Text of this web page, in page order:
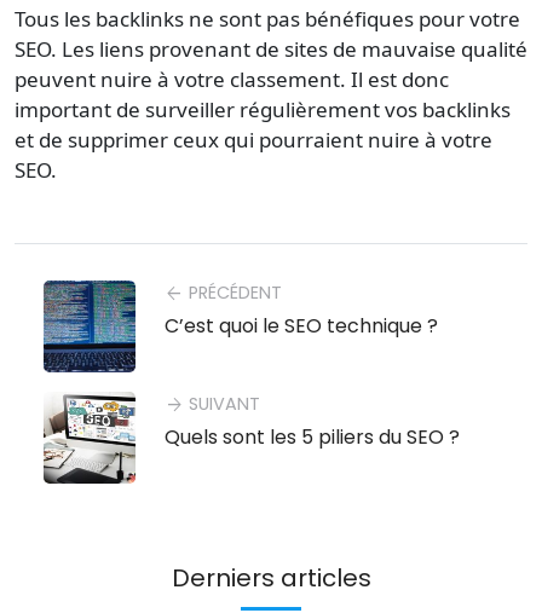
Tous les backlinks ne sont pas bénéfiques pour votre
SEO. Les liens provenant de sites de mauvaise qualité
peuvent nuire à votre classement. Il est donc
important de surveiller régulièrement vos backlinks
et de supprimer ceux qui pourraient nuire à votre
SEO.
arrow_back PRÉCÉDENT
C’est quoi le SEO technique ?
arrow_forward SUIVANT
Quels sont les 5 piliers du SEO ?
Derniers articles